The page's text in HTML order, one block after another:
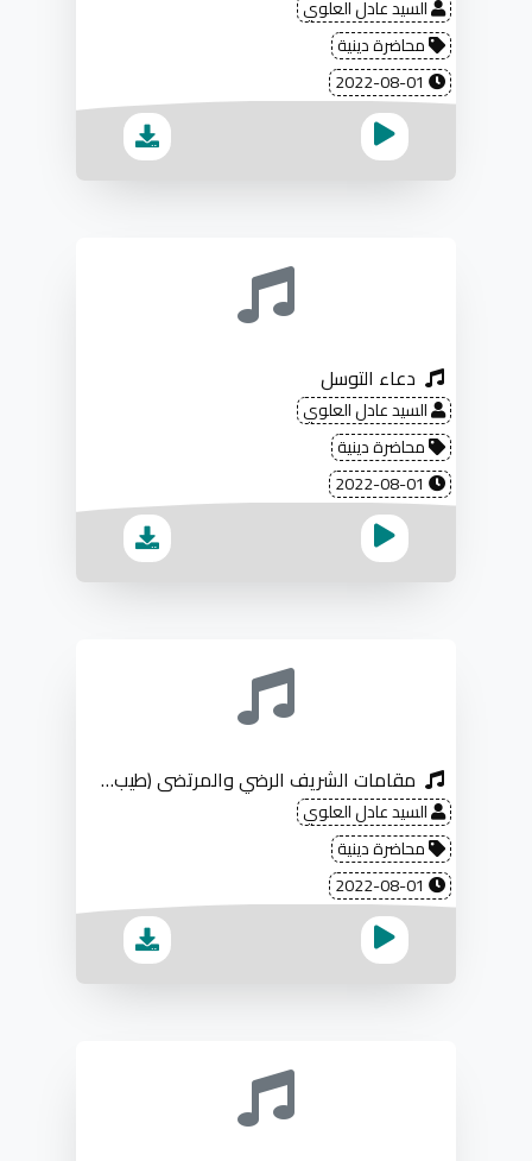
السيد عادل العلوي
محاضرة دينية
دعاء التوسل
السيد عادل العلوي
محاضرة دينية
مقامات الشريف الرضي والمرتضى (طيب الله ثراهم)
السيد عادل العلوي
محاضرة دينية